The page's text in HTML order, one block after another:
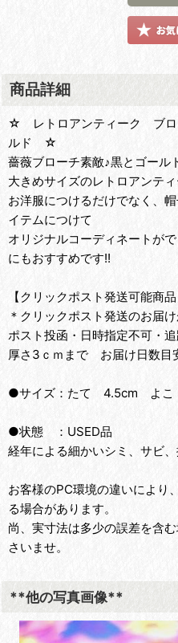
商品詳細
☆ レトロアンティーク ブロ
ルド ☆
薔薇ブローチ素敵♪黒とゴール
大きめサイズのレトロアンテ
お洋服につけるだけでなく、
イテムにつけて
オリジナルコーディネートが
にもおすすめです!!
【クリックポスト発送可能商品
＊クリックポスト発送のお届け
ポスト投函・日時指定不可・
厚さ3ｃｍまで お届け日数目
●サイズ：たて 4.5cm よ
●状態 ：USED品
経年による細かいシミ、サビ
お客様のPC環境の違いにより
る場合があります。
尚、実寸法は多少の誤差を含
さいませ。
**他の写真画像**